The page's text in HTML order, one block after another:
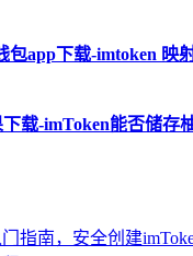
包app下载-imtoken 映
载-imToken能否储存